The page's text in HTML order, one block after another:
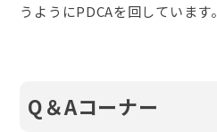
うようにPDCAを回しています。
Q＆Aコーナー